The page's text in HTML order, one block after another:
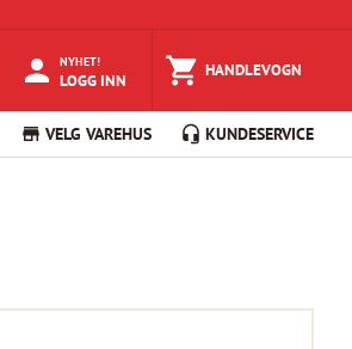
NYHET!
LOGG INN HANDLEVOGN
VELG VAREHUS KUNDESERVICE